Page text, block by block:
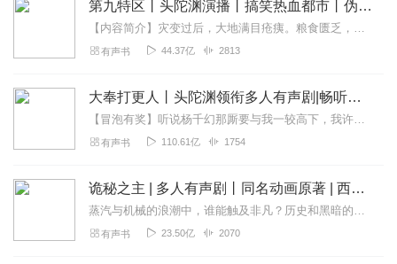
李拜天_82
听了此专辑后，学习成绩上去了，被校花校草表白了，工作
升职加薪了。父母身体健健康康，妻子丈夫恩恩爱爱，孩子
2023-06-21
旺旺小萌仔
男，左右摇摆不定的，赶紧丢了！！真解气！！！
2023-07-14
第九特区丨头陀渊演播丨搞笑热血都市丨伪戒丨VIP免费多人有声剧
【内容简介】灾变过后，大地满目疮痍。粮食匮乏，资源紧俏，局势混乱……一位从待规划区杀出来的青年，背对着漫天黄沙，孤身来到九区谋生，却不曾想偶然结识三五好友，一念...
有声书 44.37亿 2813
大奉打更人丨头陀渊领衔多人有声剧|畅听全集|王鹤棣、田曦薇主演影视剧原著|卖报小郎君
【冒泡有奖】听说杨千幻那厮要与我一较高下，我许七安要开始装叉了！快进入声音播放页戳下方输入框，冒个泡偷偷告诉我，我要用哪些诗词才能胜过他？说得好的，有赏！202...
有声书 110.61亿 1754
诡秘之主 | 多人有声剧丨同名动画原著 | 西幻克苏鲁 | 乌贼作品
蒸汽与机械的浪潮中，谁能触及非凡？历史和黑暗的迷雾里，又是谁在耳语？我从诡秘中醒来，睁眼看见这个世界：枪械，大炮，巨舰，飞空艇，差分机；魔药，占卜，诅咒，倒吊人...
有声书 23.50亿 2070